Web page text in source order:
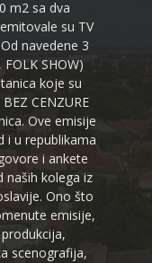
m2 sa dva
su TV
navedene 3
SHOW)
koje su
CENZURE
Ove emisije
i u republikama
i ankete
naših kolega iz
Ono što
emisije,
scenografija,